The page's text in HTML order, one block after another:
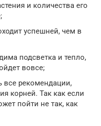
и количества его
успешней, чем в
подсветка и тепло,
вовсе;
рекомендации,
корней. Так как если
пойти не так, как